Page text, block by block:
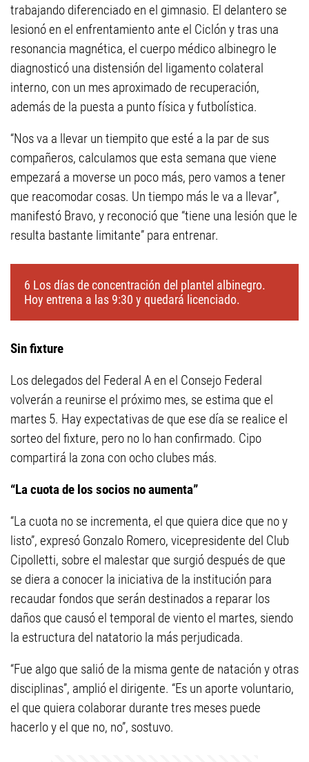
trabajando diferenciado en el gimnasio. El delantero se
lesionó en el enfrentamiento ante el Ciclón y tras una
resonancia magnética, el cuerpo médico albinegro le
diagnosticó una distensión del ligamento colateral
interno, con un mes aproximado de recuperación,
además de la puesta a punto física y futbolística.
“Nos va a llevar un tiempito que esté a la par de sus
compañeros, calculamos que esta semana que viene
empezará a moverse un poco más, pero vamos a tener
que reacomodar cosas. Un tiempo más le va a llevar”,
manifestó Bravo, y reconoció que “tiene una lesión que le
resulta bastante limitante” para entrenar.
6 Los días de concentración del plantel albinegro.
Hoy entrena a las 9:30 y quedará licenciado.
Sin fixture
Los delegados del Federal A en el Consejo Federal
volverán a reunirse el próximo mes, se estima que el
martes 5. Hay expectativas de que ese día se realice el
sorteo del fixture, pero no lo han confirmado. Cipo
compartirá la zona con ocho clubes más.
“La cuota de los socios no aumenta”
“La cuota no se incrementa, el que quiera dice que no y
listo”, expresó Gonzalo Romero, vicepresidente del Club
Cipolletti, sobre el malestar que surgió después de que
se diera a conocer la iniciativa de la institución para
recaudar fondos que serán destinados a reparar los
daños que causó el temporal de viento el martes, siendo
la estructura del natatorio la más perjudicada.
“Fue algo que salió de la misma gente de natación y otras
disciplinas”, amplió el dirigente. “Es un aporte voluntario,
el que quiera colaborar durante tres meses puede
hacerlo y el que no, no”, sostuvo.